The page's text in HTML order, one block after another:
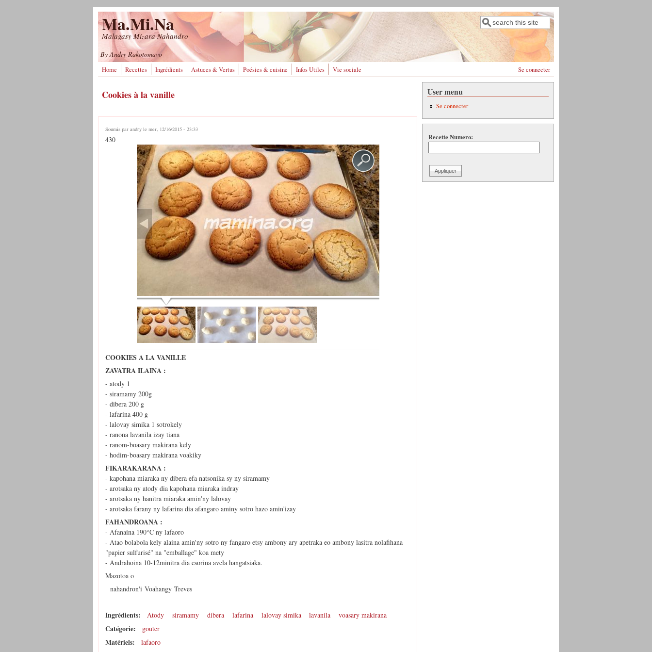
Ma.Mi.Na
Malagasy Mizara Nahandro
Formulaire de recherche
Rechercher
By Andry Rakotomavo
Home Recettes Ingrédients Astuces & Vertus Poésies & cuisine Infos Utiles Vie sociale Se connecter
Cookies à la vanille
Soumis par andry le mer, 12/16/2015 - 23:33
430
COOKIES A LA VANILLE
ZAVATRA ILAINA :
- atody 1
- siramamy 200g
- dibera 200 g
- lafarina 400 g
- lalovay simika 1 sotrokely
- ranona lavanila izay tiana
- ranom-boasary makirana kely
- hodim-boasary makirana voakiky
FIKARAKARANA :
- kapohana miaraka ny dibera efa natsonika sy ny siramamy
- arotsaka ny atody dia kapohana miaraka indray
- arotsaka ny hanitra miaraka amin'ny lalovay
- arotsaka farany ny lafarina dia afangaro aminy sotro hazo amin'izay
FAHANDROANA :
- Afanaina 190°C ny lafaoro
- Atao bolabola kely alaina amin'ny sotro ny fangaro etsy ambony ary apetraka eo ambony lasitra nolafihana
"papier sulfurisé" na "emballage" koa mety
- Andrahoina 10-12minitra dia esorina avela hangatsiaka.
Mazotoa o
nahandron'i Voahangy Treves
Ingrédients: Atody siramamy dibera lafarina lalovay simika lavanila voasary makirana
Catégorie: gouter
Matériels: lafaoro
User menu
Se connecter
Recette Numero: